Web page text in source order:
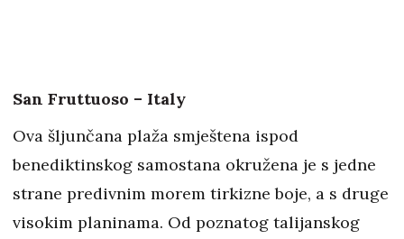
San Fruttuoso – Italy
Ova šljunčana plaža smještena ispod
benediktinskog samostana okružena je s jedne
strane predivnim morem tirkizne boje, a s druge
visokim planinama. Od poznatog talijanskog